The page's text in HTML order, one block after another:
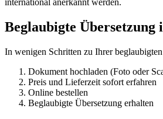
international anerkannt werden.
Beglaubigte
In wenigen Schritten zu Ihrer
Dokument hochladen (Foto oder
Preis und Lieferzeit sofort erfahren
Online bestellen
Beglaubigte Übersetzung erhalten